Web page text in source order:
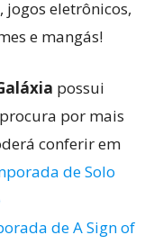
jogos eletrônicos,
e mangás!
possui
por mais
conferir em
de Solo
de A Sign of